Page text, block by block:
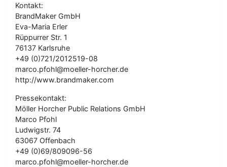
Kontakt:
BrandMaker GmbH
Eva-Maria Erler
Rüppurrer Str. 1
76137 Karlsruhe
+49 (0)721/2012519-08
marco.pfohl@moeller-horcher.de
http://www.brandmaker.com
Pressekontakt:
Möller Horcher Public Relations GmbH
Marco Pfohl
Ludwigstr. 74
63067 Offenbach
+49 (0)69/809096-56
marco.pfohl@moeller-horcher.de